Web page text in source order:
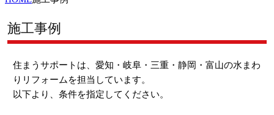
施工事例
住まうサポートは、愛知・岐阜・三重・静岡・富山の水まわ
りリフォームを担当しています。
以下より、条件を指定してください。